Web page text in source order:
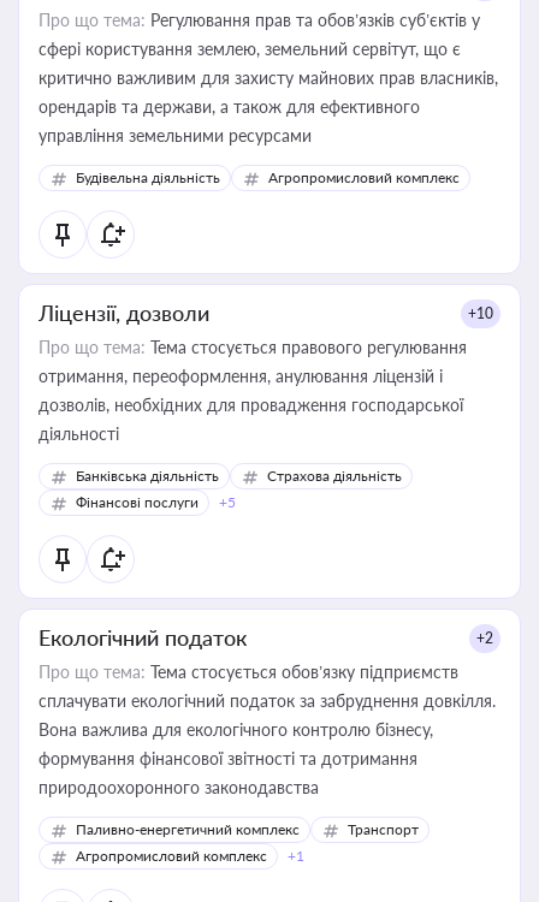
Про що тема: Регулювання прав та обов’язків суб’єктів у
сфері користування землею, земельний сервітут, що є
критично важливим для захисту майнових прав власників,
орендарів та держави, а також для ефективного
управління земельними ресурсами
Будівельна діяльність Агропромисловий комплекс
Ліцензії, дозволи +10
Про що тема: Тема стосується правового регулювання
отримання, переоформлення, анулювання ліцензій і
дозволів, необхідних для провадження господарської
діяльності
Банківська діяльність
Страхова діяльність
Фінансові послуги
+5
Екологічний податок +2
Про що тема: Тема стосується обов’язку підприємств
сплачувати екологічний податок за забруднення довкілля.
Вона важлива для екологічного контролю бізнесу,
формування фінансової звітності та дотримання
природоохоронного законодавства
Паливно-енергетичний комплекс
Транспорт
Агропромисловий комплекс
+1